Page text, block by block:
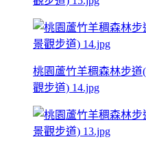
桃園蘆竹羊稠森林步
觀步道) 14.jpg